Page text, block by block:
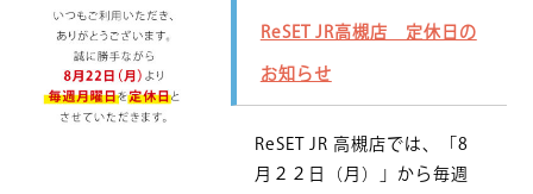
ReSET JR高槻店 定休日の
お知らせ
ReSET JR 高槻店では、「8
月２２日（月）」から毎週